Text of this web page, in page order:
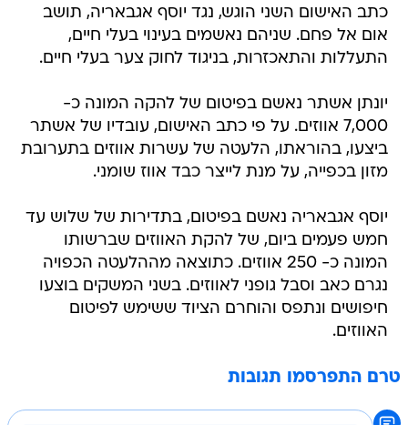
כתב האישום השני הוגש, נגד יוסף אגבאריה, תושב
אום אל פחם. שניהם נאשמים בעינוי בעלי חיים,
התעללות והתאכזרות, בניגוד לחוק צער בעלי חיים.
יונתן אשתר נאשם בפיטום של להקה המונה כ-
7,000 אווזים. על פי כתב האישום, עובדיו של אשתר
ביצעו, בהוראתו, הלעטה של עשרות אווזים בתערובת
מזון בכפייה, על מנת לייצר כבד אווז שומני.
יוסף אגבאריה נאשם בפיטום, בתדירות של שלוש עד
חמש פעמים ביום, של להקת האווזים שברשותו
המונה כ- 250 אווזים. כתוצאה מההלעטה הכפויה
נגרם כאב וסבל גופני לאווזים. בשני המשקים בוצעו
חיפושים ונתפס והוחרם הציוד ששימש לפיטום
האווזים.
טרם התפרסמו תגובות